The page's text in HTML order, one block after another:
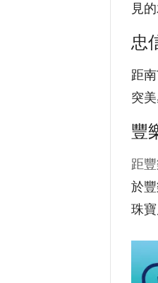
見
忠
距
突
豐
距
於
珠